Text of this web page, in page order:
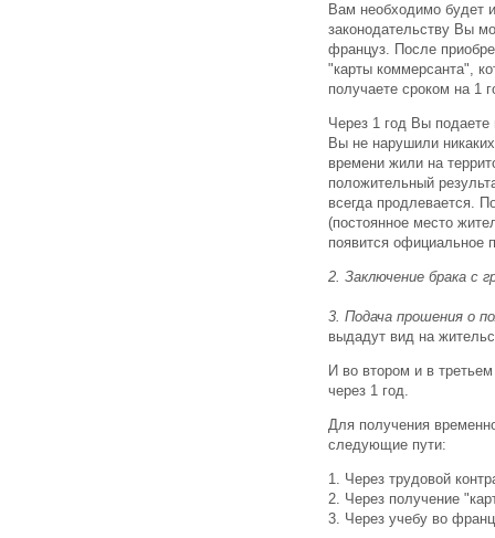
Вам необходимо будет
законодательству Вы
француз. После
"карты коммерсанта",
получаете сроком на 1
Через 1 год Вы
Вы не нарушили
времени жили на
положительный
всегда продлевается.
(постоянное место
появится официальное
2. Заключение брака с
3. Подача прошения о
выдадут вид на
И во втором и в
через 1 год.
Для получения
следующие пути:
1. Через трудовой
2. Через получение
3. Через учебу во